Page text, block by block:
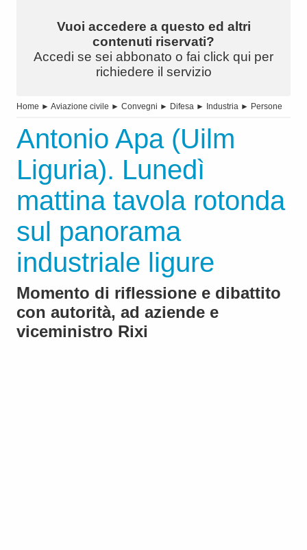
Vuoi accedere a questo ed altri
contenuti riservati?
Accedi se sei abbonato o fai click qui per
richiedere il servizio
Home ► Aviazione civile ► Convegni ► Difesa ► Industria ► Persone
Antonio Apa (Uilm
Liguria). Lunedì
mattina tavola rotonda
sul panorama
industriale ligure
Momento di riflessione e dibattito
con autorità, ad aziende e
viceministro Rixi